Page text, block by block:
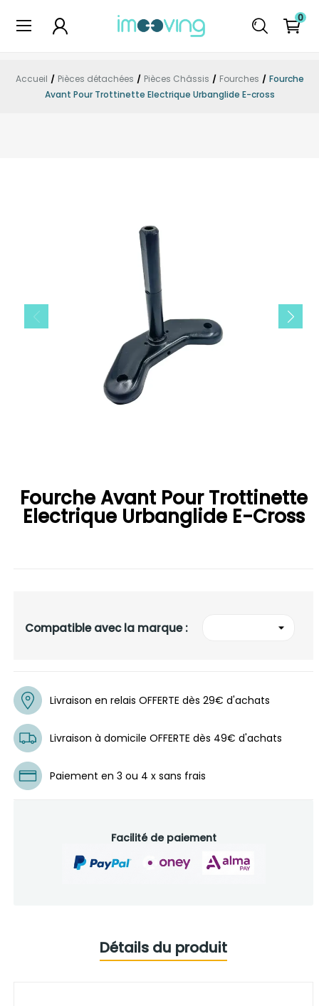
0
Accueil Pièces détachées Pièces Châssis Fourches
Fourche
Avant Pour Trottinette Electrique Urbanglide E-cross
Fourche Avant Pour Trottinette
Electrique Urbanglide E-Cross
Compatible avec la marque :
Livraison en relais OFFERTE dès 29€ d'achats
Livraison à domicile OFFERTE dès 49€ d'achats
Paiement en 3 ou 4 x sans frais
Facilité de paiement
Détails du produit